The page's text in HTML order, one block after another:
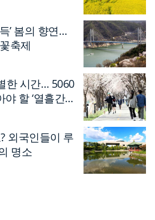
’ 봄의 향연…
축제
한 시간… 5060
할 ‘열흘간의
외국인들이 루
명소